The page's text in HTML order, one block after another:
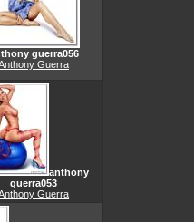
guerra056
Guerra
anthony
guerra053
Guerra